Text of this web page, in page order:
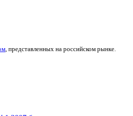
, представленных на российском рынке.